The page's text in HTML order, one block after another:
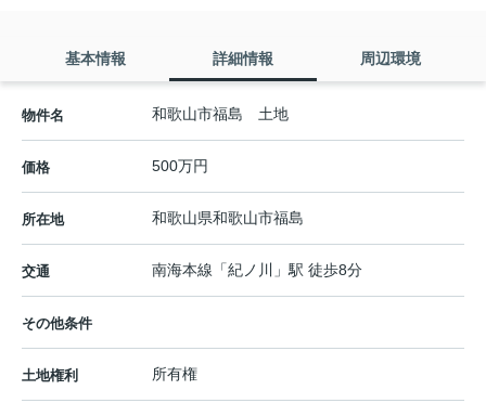
基本情報 詳細情報 周辺環境
物件名 和歌山市福島 土地
価格 500万円
所在地 和歌山県和歌山市福島
交通 南海本線 「紀ノ川 」駅 徒歩8分
その他条件
土地権利 所有権